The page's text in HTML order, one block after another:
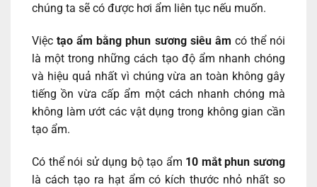
chúng ta sẽ có được hơi ẩm liên tục nếu muốn.
Việctạo ẩm bằng phun sương siêu âm có thể nói
là một trong những cách tạo độ ẩm nhanh chóng
và hiệu quả nhất vì chúng vừa an toàn không gây
tiếng ồn vừa cấp ẩm một cách nhanh chóng mà
không làm ướt các vật dụng trong không gian cần
tạo ẩm.
Có thể nói sử dụng bộ tạo ẩm 10 mắt phun sương
là cách tạo ra hạt ẩm có kích thước nhỏ nhất so